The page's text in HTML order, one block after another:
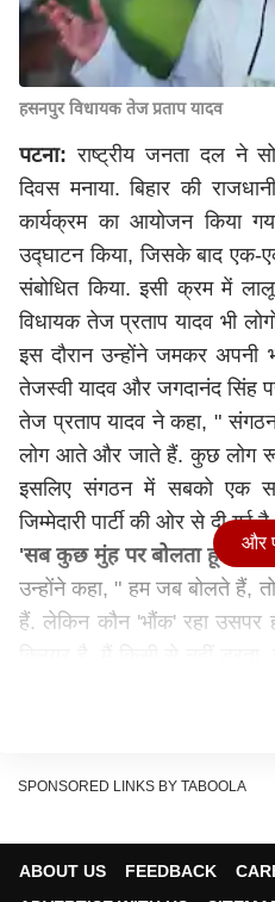
हसनपुर विधायक तेज प्रताप यादव
पटना: राष्ट्रीय जनता दल ने
दिवस मनाया. बिहार की
कार्यक्रम का आयोजन किया
उद्घाटन किया, जिसके बाद एक-
संबोधित किया. इसी क्रम में
विधायक तेज प्रताप यादव भी
इस दौरान उन्होंने जमकर अपनी
तेजस्वी यादव और जगदानंद सिंह
तेज प्रताप यादव ने कहा, "
लोग आते और जाते हैं. कुछ लोग
इसलिए संगठन में सबको एक
जिम्मेदारी पार्टी की ओर से दी गई
'सब कुछ मुंह पर बोलता हूं'
उन्होंने कहा, " हम जब बोलते हैं,
हैं. लेकिन कौन 'भौंक' रहा उसपर
थे, तो लोगों का मनोरंजन करने
और
SPONSORED LINKS BY TABOOLA
ABOUT US FEEDBACK